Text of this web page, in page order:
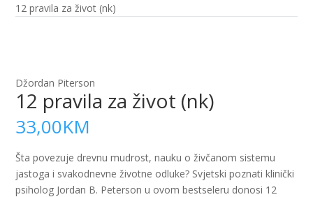
12 pravila za život (nk)
Džordan Piterson
12 pravila za život (nk)
33,00KM
Šta povezuje drevnu mudrost, nauku o živčanom sistemu
jastoga i svakodnevne životne odluke? Svjetski poznati klinički
psiholog Jordan B. Peterson u ovom bestseleru donosi 12